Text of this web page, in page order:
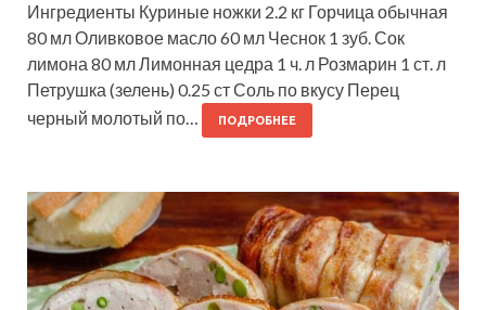
Ингредиенты Куриные ножки 2.2 кг Горчица обычная
80 мл Оливковое масло 60 мл Чеснок 1 зуб. Сок
лимона 80 мл Лимонная цедра 1 ч. л Розмарин 1 ст. л
Петрушка (зелень) 0.25 ст Соль по вкусу Перец
черный молотый по…
ПОДРОБНЕЕ